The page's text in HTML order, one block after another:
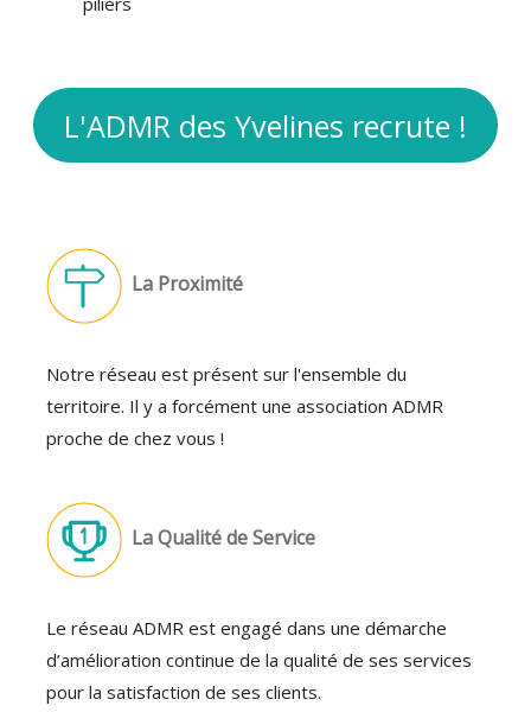
L'ADMR des Yvelines recrute !
La Proximité
Notre réseau est présent sur l'ensemble du
territoire. Il y a forcément une association ADMR
proche de chez vous !
La Qualité de Service
Le réseau ADMR est engagé dans une démarche
d’amélioration continue de la qualité de ses services
pour la satisfaction de ses clients.